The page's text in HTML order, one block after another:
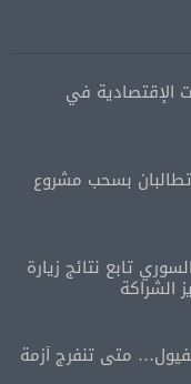
الإقتصادية في
تطالبان بسحب مشروع
تابع نتائج زيارة
متى تنفرج أزمة